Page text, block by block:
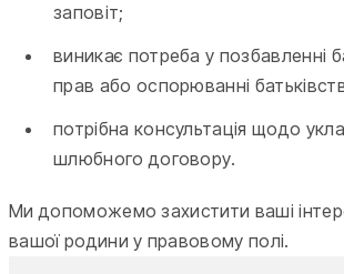
заповіт;
виникає потреба у позбавленні
прав або оспорюванні
потрібна консультація щодо
шлюбного договору.
Ми допоможемо захистити ваші
вашої родини у правовому полі.